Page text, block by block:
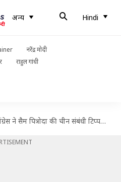
अन्य Hindi
नरेंद्र मोदी
राहुल गांधी
ने सैम पित्रोदा की चीन संबंधी टिप्पणी से किनारा किया, कहा- ये हमारे विचार नहीं